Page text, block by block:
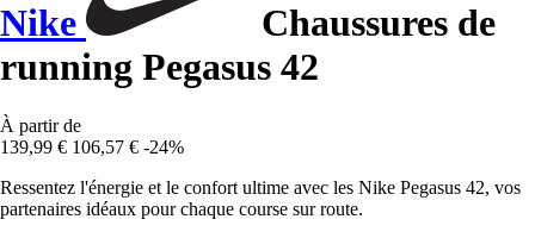
Nike
Chaussures de
running Pegasus 42
À partir de
139,99 € 106,57 € -24%
Ressentez l'énergie et le confort ultime avec les Nike Pegasus 42, vos
partenaires idéaux pour chaque course sur route.